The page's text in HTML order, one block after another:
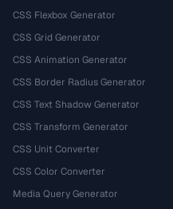
CSS Flexbox Generator
CSS Grid Generator
CSS Animation Generator
CSS Border Radius Generator
CSS Text Shadow Generator
CSS Transform Generator
CSS Unit Converter
CSS Color Converter
Media Query Generator